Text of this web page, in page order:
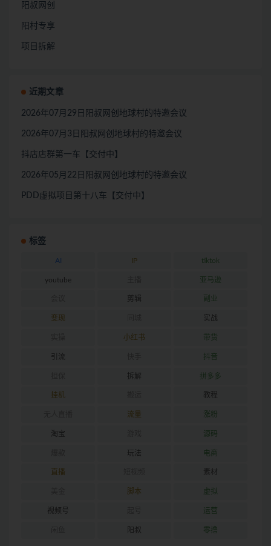
阳叔网创
阳村专享
项目拆解
近期文章
2026年07月29日阳叔网创地球村的特邀会议
2026年07月3日阳叔网创地球村的特邀会议
抖店店群第一车【交付中】
2026年05月22日阳叔网创地球村的特邀会议
PDD虚拟项目第十八车【交付中】
标签
AI IP tiktok
youtube 亚马逊
剪辑 副业
变现 实战
小红书 带货
引流 抖音
拆解 拼多多
挂机 教程
流量 涨粉
淘宝 源码
玩法 电商
直播 素材
脚本 虚拟
视频号 运营
阳叔 零撸